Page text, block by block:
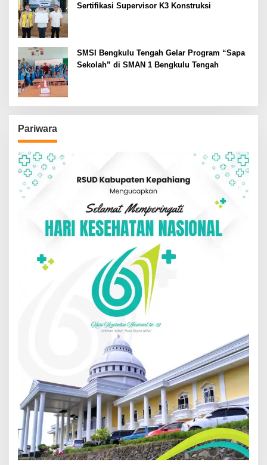
Sertifikasi Supervisor K3 Konstruksi
SMSI Bengkulu Tengah Gelar Program “Sapa
Sekolah” di SMAN 1 Bengkulu Tengah
Pariwara